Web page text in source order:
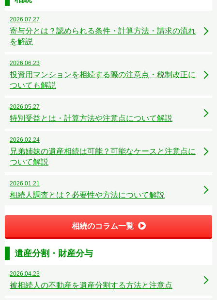
2026.07.27
寄与分とは？認められる条件・計算方法・請求の流れ
を解説
2026.06.23
投資用マンションを相続する際の注意点・税制改正に
ついても解説
2026.05.27
特別受益とは・計算方法や注意点について解説
2026.02.24
兄弟姉妹の遺産相続は可能？可能なケースと注意点に
ついて解説
2026.01.21
相続人調査とは？必要性や方法について解説
相続のコラム一覧
遺産分割・財産分与
2026.04.23
被相続人の不動産を遺産分割する方法と注意点